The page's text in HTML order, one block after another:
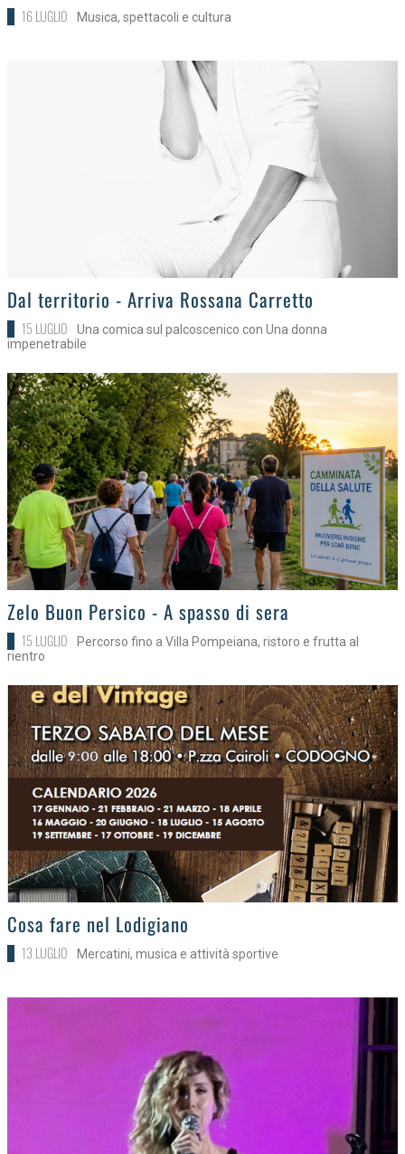
16 LUGLIO Musica, spettacoli e cultura
>
Dal territorio - Arriva Rossana Carretto
15 LUGLIO
Una comica sul palcoscenico con Una donna
impenetrabile
>
Zelo Buon Persico - A spasso di sera
15 LUGLIO
Percorso fino a Villa Pompeiana, ristoro e frutta al
rientro
>
Cosa fare nel Lodigiano
13 LUGLIO Mercatini, musica e attività sportive